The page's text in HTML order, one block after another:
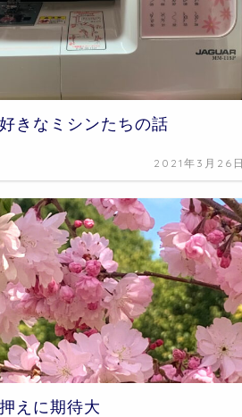
きなミシンたちの話
2021年3月26日
えに期待大